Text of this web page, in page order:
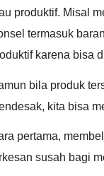
produktif. Misal
termasuk
karena bisa
bila produk
kita bisa
pertama,
susah bagi